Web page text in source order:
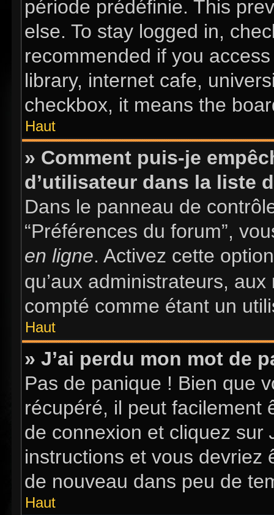
période prédéfinie. This
else. To stay logged in,
recommended if you
library, internet cafe,
checkbox, it means the
Haut
» Comment puis-je
d’utilisateur dans la liste
Dans le panneau de
“Préférences du forum”,
en ligne. Activez cette
qu’aux administrateurs,
compté comme étant un
Haut
» J’ai perdu mon mot de
Pas de panique ! Bien que
récupéré, il peut facilement
de connexion et cliquez sur
instructions et vous devriez
de nouveau dans peu de
Haut